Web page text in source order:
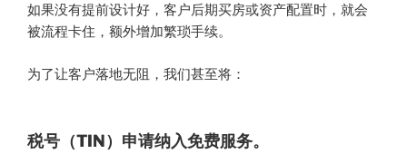
如果没有提前设计好，客户后期买房或资产配置时，就会
被流程卡住，额外增加繁琐手续。
为了让客户落地无阻，我们甚至将：
税号（TIN）申请纳入免费服务。